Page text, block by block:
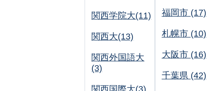
関西学院大(11)
関西大(13)
関西外国語大
(3)
関西国際大(3)
福岡市 (17)
札幌市 (10)
大阪市 (16)
千葉県 (42)